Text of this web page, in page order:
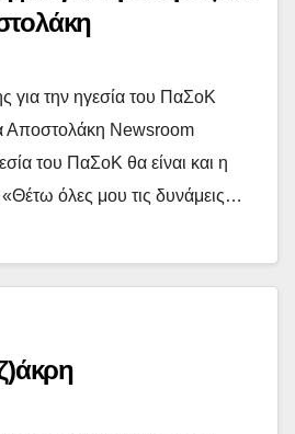
για την ηγεσία του ΠαΣοΚ
Αποστολάκη Newsroom
του ΠαΣοΚ θα είναι και η
όλες μου τις δυνάμεις…